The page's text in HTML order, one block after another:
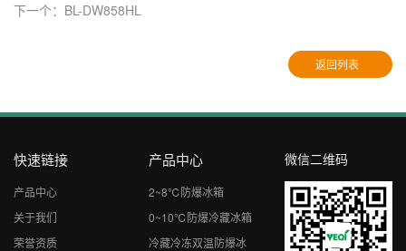
下一个：BL-DW858HL
返回列表
快速链接
产品中心
关于我们
荣誉资质
产品中心
2~8℃防爆冰箱
0~10℃防爆冷藏冰箱
冷藏冷冻双温防爆冰
微信二维码